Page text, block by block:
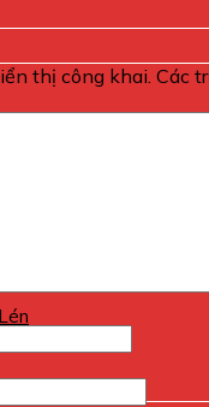
thị công khai. Các